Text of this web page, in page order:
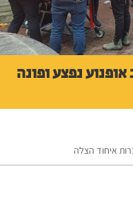
נפצע ופונה
איחוד הצלה